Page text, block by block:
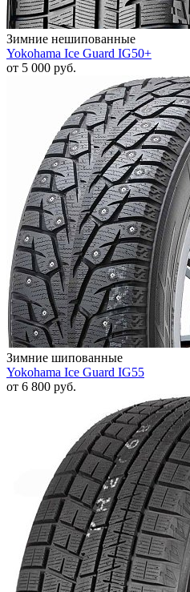
Зимние нешипованные
Yokohama Ice Guard IG50+
от 5 000 руб.
Зимние шипованные
Yokohama Ice Guard IG55
от 6 800 руб.